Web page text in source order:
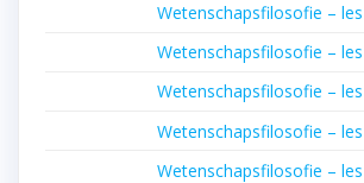
Wetenschapsfilosofie –
Wetenschapsfilosofie –
Wetenschapsfilosofie –
Wetenschapsfilosofie –
Wetenschapsfilosofie –